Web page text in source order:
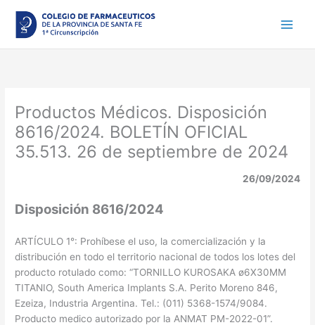
contenido
Productos Médicos. Disposición
8616/2024. BOLETÍN OFICIAL
35.513. 26 de septiembre de 2024
26/09/2024
Disposición 8616/2024
ARTÍCULO 1°: Prohíbese el uso, la comercialización y la
distribución en todo el territorio nacional de todos los lotes del
producto rotulado como: “TORNILLO KUROSAKA ø6X30MM
TITANIO, South America Implants S.A. Perito Moreno 846,
Ezeiza, Industria Argentina. Tel.: (011) 5368-1574/9084.
Producto medico autorizado por la ANMAT PM-2022-01”.